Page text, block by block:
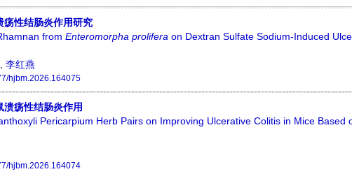
疡性结肠炎作用研究
from Enteromorpha prolifera on Dextran Sulfate Sodium-Induced
, 李红燕
hjbm.2026.164075
疡性结肠炎作用
Pericarpium Herb Pairs on Improving Ulcerative Colitis in Mice Based
hjbm.2026.164074